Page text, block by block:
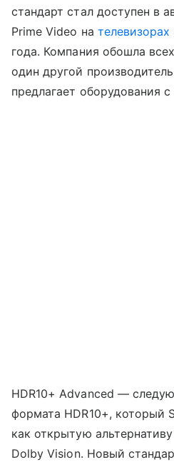
стандарт стал доступен в
Prime Video на телевизорах
года. Компания обошла
один другой
предлагает оборудования
HDR10+ Advanced —
формата HDR10+, который
как открытую
Dolby Vision. Новый